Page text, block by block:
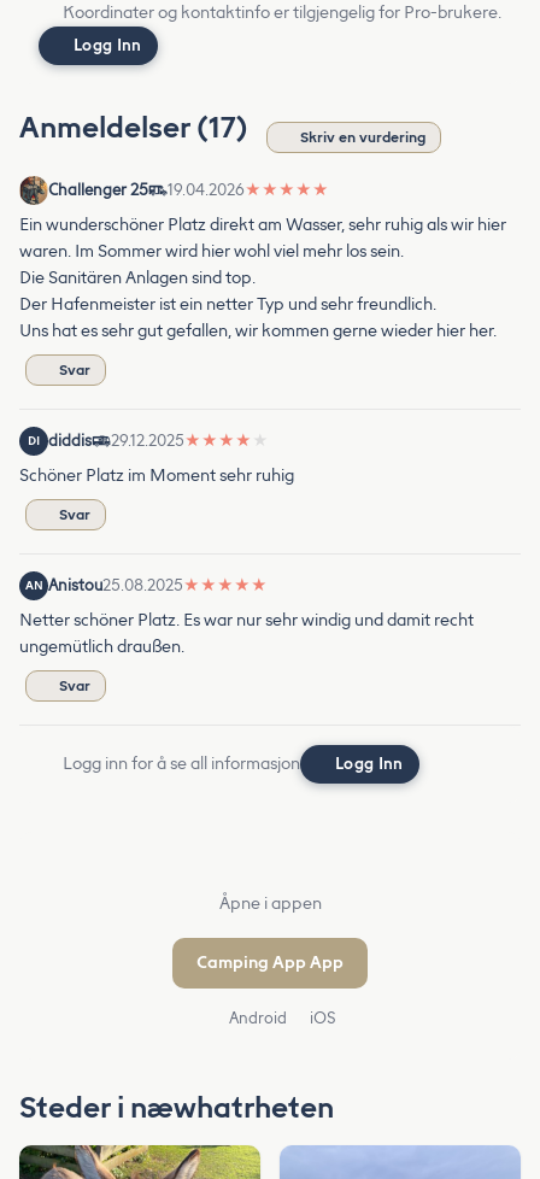
Koordinater og kontaktinfo er tilgjengelig for Pro-brukere.
Logg Inn
Anmeldelser (17) Skriv en vurdering
Challenger 25 19.04.2026★ ★ ★ ★ ★
Ein wunderschöner Platz direkt am Wasser, sehr ruhig als wir hier
waren. Im Sommer wird hier wohl viel mehr los sein.
Die Sanitären Anlagen sind top.
Der Hafenmeister ist ein netter Typ und sehr freundlich.
Uns hat es sehr gut gefallen, wir kommen gerne wieder hier her.
Svar
DI diddis 29.12.2025★ ★ ★ ★ ★
Schöner Platz im Moment sehr ruhig
Svar
AN Anistou25.08.2025★ ★ ★ ★ ★
Netter schöner Platz. Es war nur sehr windig und damit recht
ungemütlich draußen.
Svar
Logg inn for å se all informasjon Logg Inn
Åpne i appen
Camping App App
Android iOS
Steder i næwhatrheten